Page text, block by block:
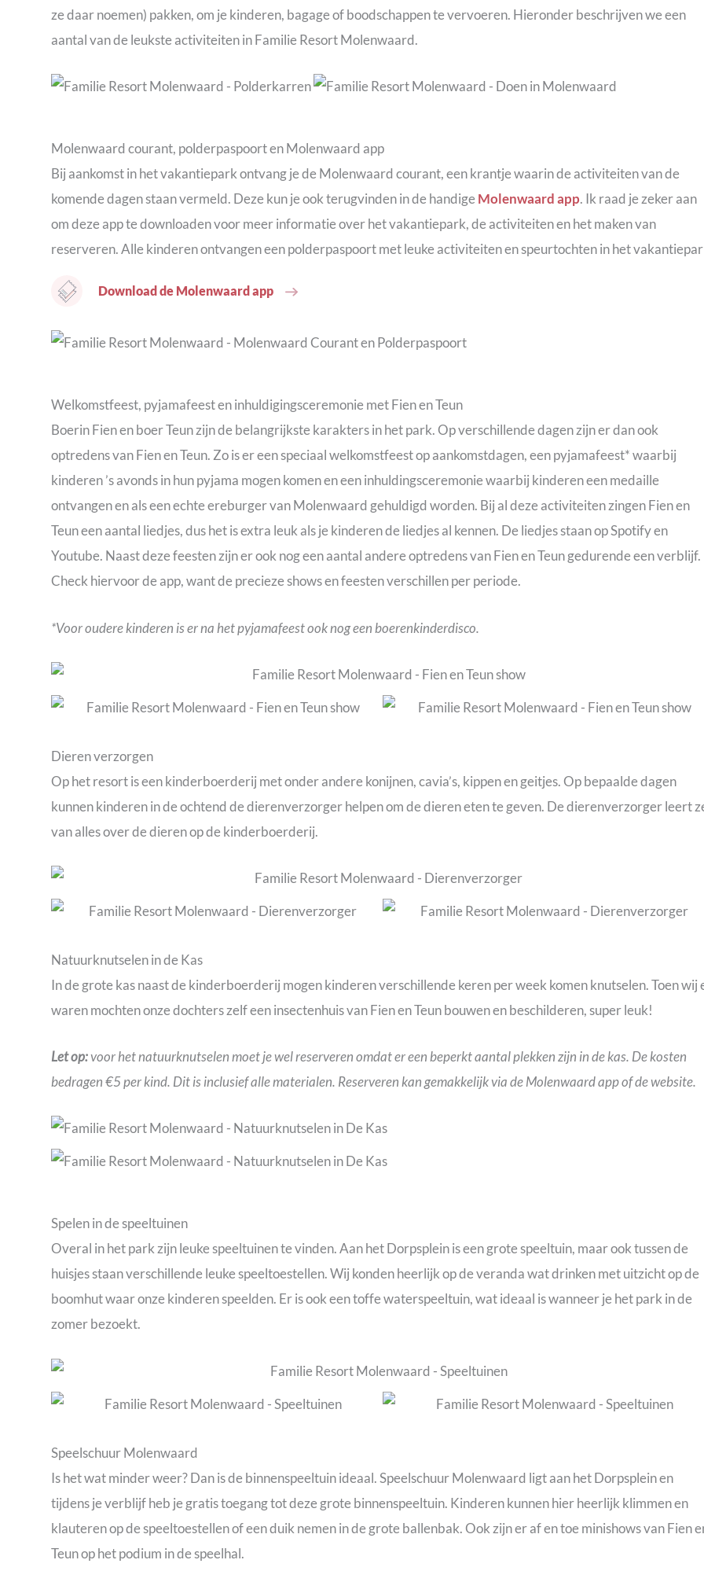
ze daar noemen) pakken, om je kinderen, bagage of boodschappen te vervoeren. Hieronder beschrijven we een
aantal van de leukste activiteiten in Familie Resort Molenwaard.
Molenwaard courant, polderpaspoort en Molenwaard app
Bij aankomst in het vakantiepark ontvang je de Molenwaard courant, een krantje waarin de activiteiten van de
komende dagen staan vermeld. Deze kun je ook terugvinden in de handigeMolenwaard app. Ik raad je zeker aan
om deze app te downloaden voor meer informatie over het vakantiepark, de activiteiten en het maken van
reserveren. Alle kinderen ontvangen een polderpaspoort met leuke activiteiten en speurtochten in het
Download de Molenwaard app
Welkomstfeest, pyjamafeest en inhuldigingsceremonie met Fien en Teun
Boerin Fien en boer Teun zijn de belangrijkste karakters in het park. Op verschillende dagen zijn er dan ook
optredens van Fien en Teun. Zo is er een speciaal welkomstfeest op aankomstdagen, een pyjamafeest* waarbij
kinderen ’s avonds in hun pyjama mogen komen en een inhuldingsceremonie waarbij kinderen een medaille
ontvangen en als een echte ereburger van Molenwaard gehuldigd worden. Bij al deze activiteiten zingen Fien en
Teun een aantal liedjes, dus het is extra leuk als je kinderen de liedjes al kennen. De liedjes staan op Spotify en
Youtube. Naast deze feesten zijn er ook nog een aantal andere optredens van Fien en Teun gedurende een verblijf.
Check hiervoor de app, want de precieze shows en feesten verschillen per periode.
*Voor oudere kinderen is er na het pyjamafeest ook nog een boerenkinderdisco.
Dieren verzorgen
Op het resort is een kinderboerderij met onder andere konijnen, cavia’s, kippen en geitjes. Op bepaalde dagen
kunnen kinderen in de ochtend de dierenverzorger helpen om de dieren eten te geven. De dierenverzorger leert
van alles over de dieren op de kinderboerderij.
Natuurknutselen in de Kas
In de grote kas naast de kinderboerderij mogen kinderen verschillende keren per week komen knutselen. Toen wij
waren mochten onze dochters zelf een insectenhuis van Fien en Teun bouwen en beschilderen, super leuk!
Let op:voor het natuurknutselen moet je wel reserveren omdat er een beperkt aantal plekken zijn in de kas. De kosten
bedragen €5 per kind. Dit is inclusief alle materialen. Reserveren kan gemakkelijk via de Molenwaard app of de website.
Spelen in de speeltuinen
Overal in het park zijn leuke speeltuinen te vinden. Aan het Dorpsplein is een grote speeltuin, maar ook tussen de
huisjes staan verschillende leuke speeltoestellen. Wij konden heerlijk op de veranda wat drinken met uitzicht op de
boomhut waar onze kinderen speelden. Er is ook een toffe waterspeeltuin, wat ideaal is wanneer je het park in de
zomer bezoekt.
Speelschuur Molenwaard
Is het wat minder weer? Dan is de binnenspeeltuin ideaal. Speelschuur Molenwaard ligt aan het Dorpsplein en
tijdens je verblijf heb je gratis toegang tot deze grote binnenspeeltuin. Kinderen kunnen hier heerlijk klimmen en
klauteren op de speeltoestellen of een duik nemen in de grote ballenbak. Ook zijn er af en toe minishows van Fien
Teun op het podium in de speelhal.